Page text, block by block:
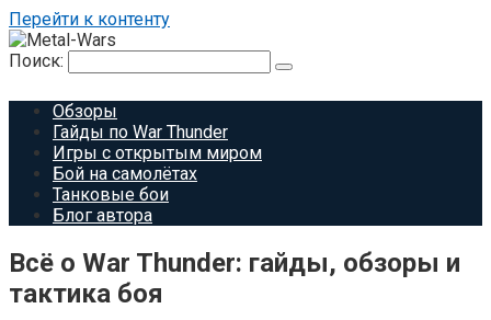
Перейти к контенту
Поиск:
Обзоры
Гайды по War Thunder
Игры с открытым миром
Бой на самолётах
Танковые бои
Блог автора
Всё о War Thunder: гайды, обзоры и
тактика боя